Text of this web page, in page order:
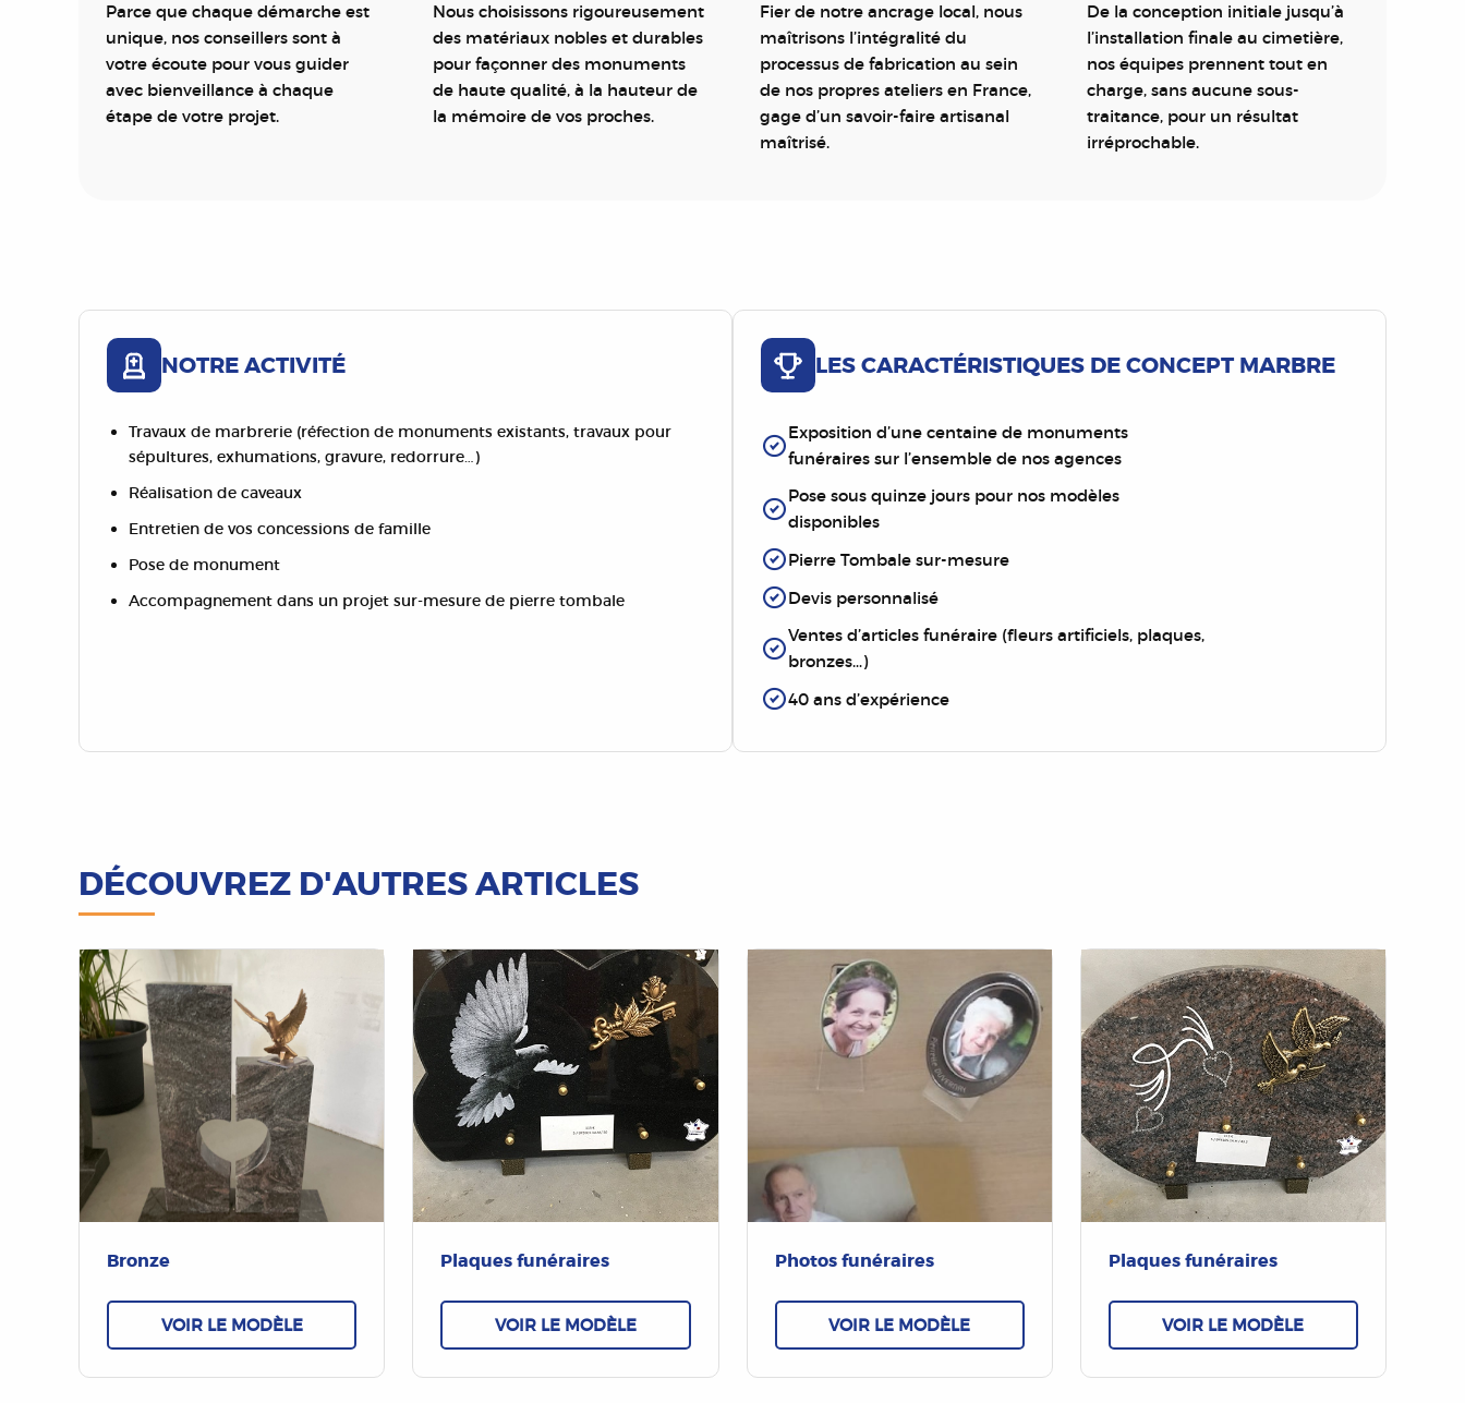
Parce que chaque démarche est
unique, nos conseillers sont à
votre écoute pour vous guider
avec bienveillance à chaque
étape de votre projet.
Nous choisissons rigoureusement
des matériaux nobles et durables
pour façonner des monuments
de haute qualité, à la hauteur de
la mémoire de vos proches.
Fier de notre ancrage local, nous
maîtrisons l’intégralité du
processus de fabrication au sein
de nos propres ateliers en France,
gage d’un savoir-faire artisanal
maîtrisé.
De la conception initiale jusqu’à
l’installation finale au cimetière,
nos équipes prennent tout en
charge, sans aucune sous-
traitance, pour un résultat
irréprochable.
NOTRE ACTIVITÉ
Travaux de marbrerie (réfection de monuments existants, travaux pour
sépultures, exhumations, gravure, redorrure…)
Réalisation de caveaux
Entretien de vos concessions de famille
Pose de monument
Accompagnement dans un projet sur-mesure de pierre tombale
LES CARACTÉRISTIQUES DE CONCEPT MARBRE
Exposition d’une centaine de monuments
funéraires sur l’ensemble de nos agences
Pose sous quinze jours pour nos modèles
disponibles
Pierre Tombale sur-mesure
Devis personnalisé
Ventes d’articles funéraire (fleurs artificiels, plaques,
bronzes…)
40 ans d’expérience
DÉCOUVREZ D'AUTRES ARTICLES
Bronze
VOIR LE MODÈLE
Plaques funéraires
VOIR LE MODÈLE
Photos funéraires
VOIR LE MODÈLE
Plaques funéraires
VOIR LE MODÈLE